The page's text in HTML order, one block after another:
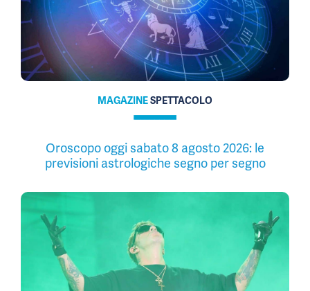
MAGAZINESPETTACOLO
Oroscopo oggi sabato 8 agosto 2026: le
previsioni astrologiche segno per segno